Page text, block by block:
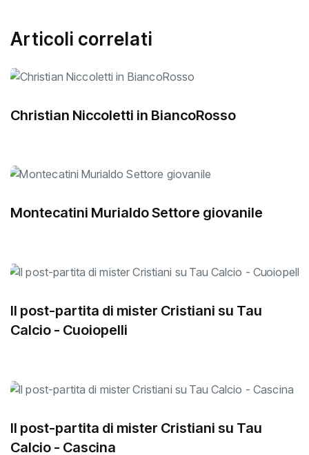
Articoli correlati
Christian Niccoletti in BiancoRosso
Montecatini Murialdo Settore giovanile
Il post-partita di mister Cristiani su Tau
Calcio - Cuoiopelli
Il post-partita di mister Cristiani su Tau
Calcio - Cascina